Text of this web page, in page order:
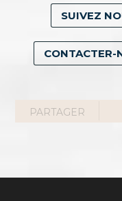
SUIVEZ
CONTACTER-
PARTAGER